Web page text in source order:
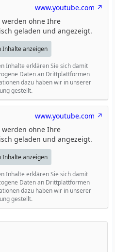
www.youtube.com
ohne Ihre
geladen und angezeigt.
Inhalte anzeigen
Inhalte erklären Sie sich damit
Daten an Drittplattformen
dazu haben wir in unserer
gestellt.
www.youtube.com
ohne Ihre
geladen und angezeigt.
Inhalte anzeigen
Inhalte erklären Sie sich damit
Daten an Drittplattformen
dazu haben wir in unserer
gestellt.